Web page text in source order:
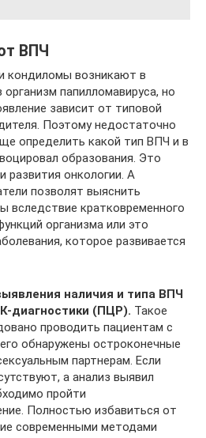
ВПЧ
кондиломы возникают в
папилломавируса, но
зависит от типовой
Поэтому недостаточно
определить какой тип ВПЧ и в
образования. Это
развития онкологии. А
позволят выяснить
вследствие кратковременного
организма или это
которое развивается
наличия и типа ВПЧ
диагностики (ПЦР). Такое
проводить пациентам с
обнаружены остроконечные
партнерам. Если
а анализ выявил
пройти
Полностью избавиться от
современными методами